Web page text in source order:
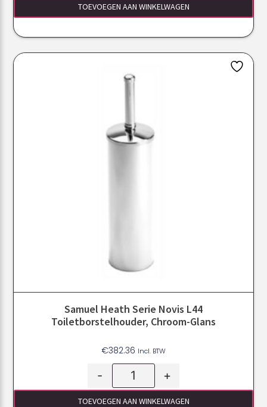
TOEVOEGEN AAN WINKELWAGEN
Samuel Heath Serie Novis L44
Toiletborstelhouder, Chroom-Glans
€382.36 Incl. BTW
- +
TOEVOEGEN AAN WINKELWAGEN